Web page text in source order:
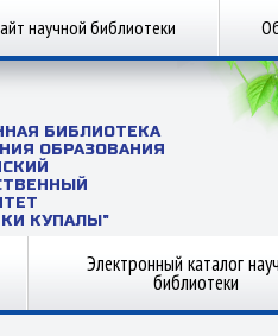
научной библиотеки
БИБЛИОТЕКА
ОБРАЗОВАНИЯ
КУПАЛЫ"
Электронный каталог
библиотеки